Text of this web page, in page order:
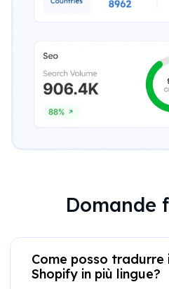
Domande
Come posso tradurre
Shopify in più lingue?